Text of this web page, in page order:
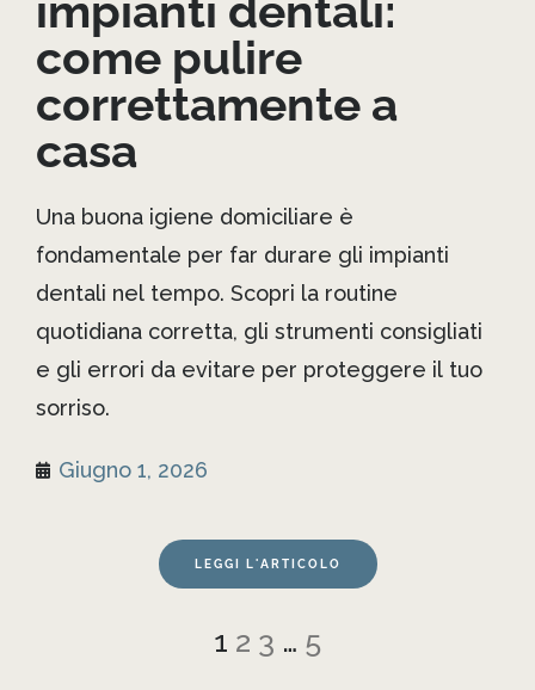
come pulire
correttamente a
casa
Una buona igiene domiciliare è
fondamentale per far durare gli impianti
dentali nel tempo. Scopri la routine
quotidiana corretta, gli strumenti consigliati
e gli errori da evitare per proteggere il tuo
sorriso.
Giugno 1, 2026
LEGGI L'ARTICOLO
1 2 3 … 5